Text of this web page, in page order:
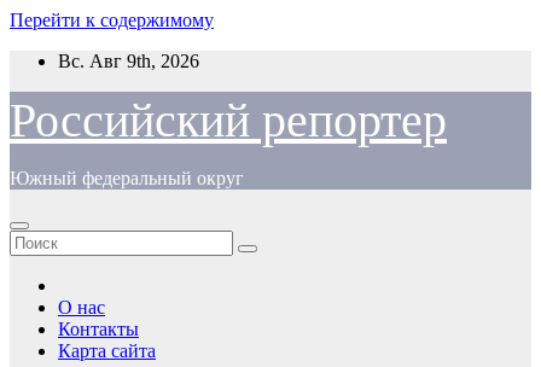
Перейти к содержимому
Вс. Авг 9th, 2026
Российский репортер
Южный федеральный округ
О нас
Контакты
Карта сайта